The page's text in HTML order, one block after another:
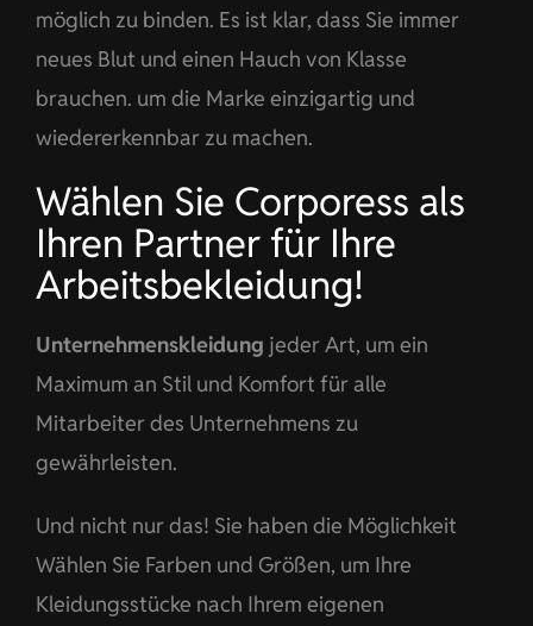
möglich zu binden. Es ist klar, dass Sie immer
neues Blut und einen Hauch von Klasse
brauchen. um die Marke einzigartig und
wiedererkennbar zu machen.
Wählen Sie Corporess als
Ihren Partner für Ihre
Arbeitsbekleidung!
Unternehmenskleidung jeder Art, um ein
Maximum an Stil und Komfort für alle
Mitarbeiter des Unternehmens zu
gewährleisten.
Und nicht nur das! Sie haben die Möglichkeit
Wählen Sie Farben und Größen, um Ihre
Kleidungsstücke nach Ihrem eigenen